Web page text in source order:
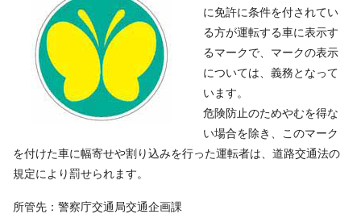
に免許に条件を付されてい
る方が運転する車に表示す
るマークで、マークの表示
については、義務となって
います。
危険防止のためやむを得な
い場合を除き、このマーク
を付けた車に幅寄せや割り込みを行った運転者は、道路交通法の
規定により罰せられます。
所管先：警察庁交通局交通企画課